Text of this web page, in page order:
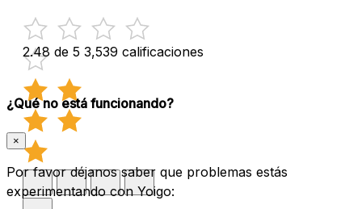
2.48 de 5 3,539 calificaciones
¿Qué no está funcionando?
×
Por favor déjanos saber que problemas estás
experimentando con Yoigo: